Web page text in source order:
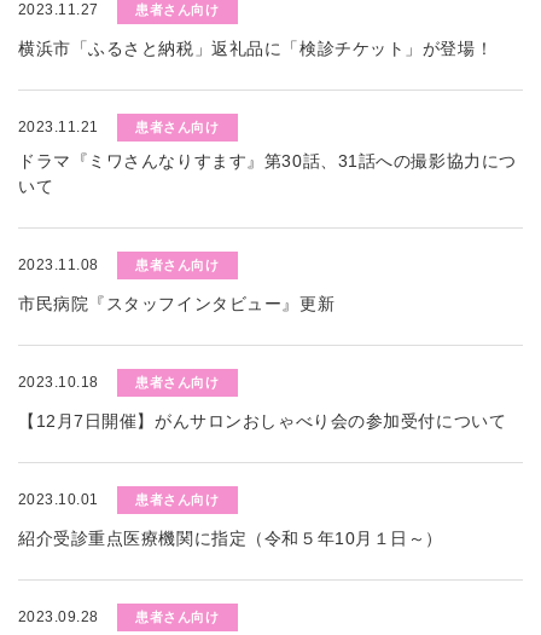
2023.11.27 患者さん向け
横浜市「ふるさと納税」返礼品に「検診チケット」が登場！
2023.11.21 患者さん向け
ドラマ『ミワさんなりすます』第30話、31話への撮影協力につ
いて
2023.11.08 患者さん向け
市民病院『スタッフインタビュー』更新
2023.10.18 患者さん向け
【12月7日開催】がんサロンおしゃべり会の参加受付について
2023.10.01 患者さん向け
紹介受診重点医療機関に指定（令和５年10月１日～）
2023.09.28 患者さん向け